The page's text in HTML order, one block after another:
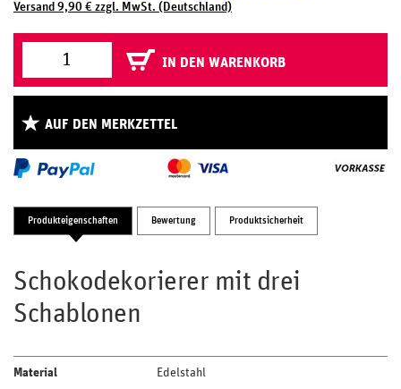
Versand 9,90 € zzgl. MwSt. (Deutschland)
IN DEN WARENKORB
AUF DEN MERKZETTEL
Produkteigenschaften Bewertung Produktsicherheit
Schokodekorierer mit drei
Schablonen
Material Edelstahl